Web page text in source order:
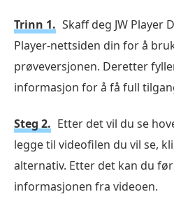
Trinn 1. Skaff deg JW Player
Player-nettsiden din for å
prøveversjonen. Deretter
informasjon for å få full
Steg 2. Etter det vil du se
legge til videofilen du vil se,
alternativ. Etter det kan du
informasjonen fra videoen.